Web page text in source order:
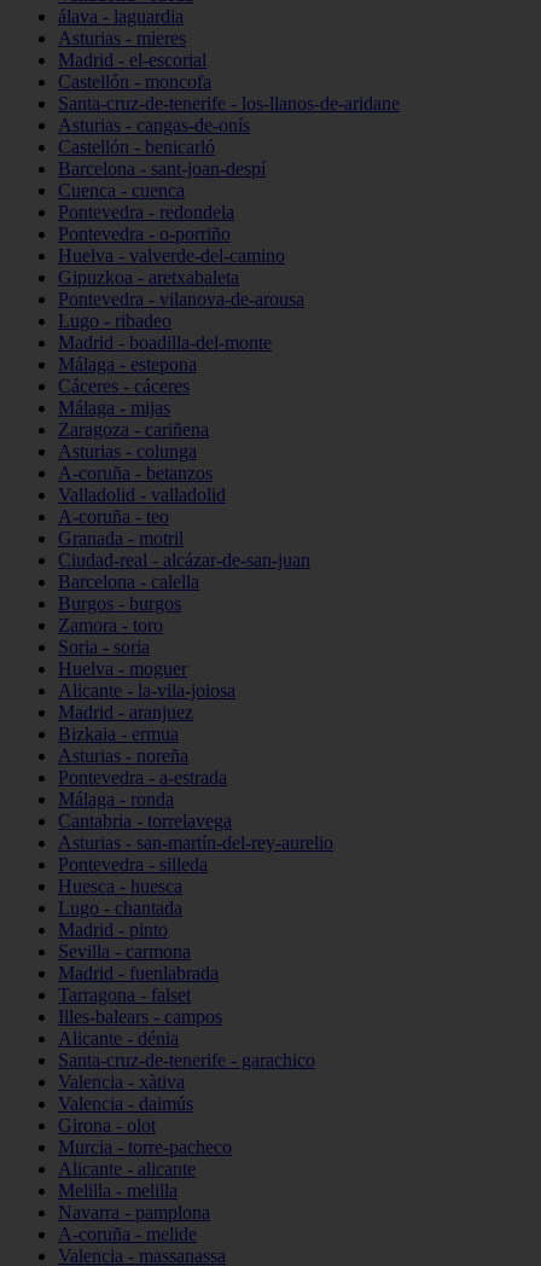
álava - laguardia
Asturias - mieres
Madrid - el-escorial
Castellón - moncofa
Santa-cruz-de-tenerife - los-llanos-de-aridane
Asturias - cangas-de-onís
Castellón - benicarló
Barcelona - sant-joan-despí
Cuenca - cuenca
Pontevedra - redondela
Pontevedra - o-porriño
Huelva - valverde-del-camino
Gipuzkoa - aretxabaleta
Pontevedra - vilanova-de-arousa
Lugo - ribadeo
Madrid - boadilla-del-monte
Málaga - estepona
Cáceres - cáceres
Málaga - mijas
Zaragoza - cariñena
Asturias - colunga
A-coruña - betanzos
Valladolid - valladolid
A-coruña - teo
Granada - motril
Ciudad-real - alcázar-de-san-juan
Barcelona - calella
Burgos - burgos
Zamora - toro
Soria - soria
Huelva - moguer
Alicante - la-vila-joiosa
Madrid - aranjuez
Bizkaia - ermua
Asturias - noreña
Pontevedra - a-estrada
Málaga - ronda
Cantabria - torrelavega
Asturias - san-martín-del-rey-aurelio
Pontevedra - silleda
Huesca - huesca
Lugo - chantada
Madrid - pinto
Sevilla - carmona
Madrid - fuenlabrada
Tarragona - falset
Illes-balears - campos
Alicante - dénia
Santa-cruz-de-tenerife - garachico
Valencia - xàtiva
Valencia - daimús
Girona - olot
Murcia - torre-pacheco
Alicante - alicante
Melilla - melilla
Navarra - pamplona
A-coruña - melide
Valencia - massanassa